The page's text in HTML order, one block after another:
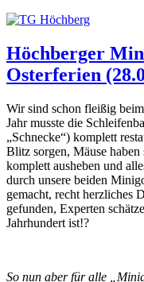
Höchberger
Osterferien
Wir sind schon fleißig
Jahr musste die
„Schnecke“) komplett
Blitz sorgen, Mäuse
komplett ausheben und
durch unsere beiden
gemacht, recht herzliches
gefunden, Experten
Jahrhundert ist!?
So nun aber für alle